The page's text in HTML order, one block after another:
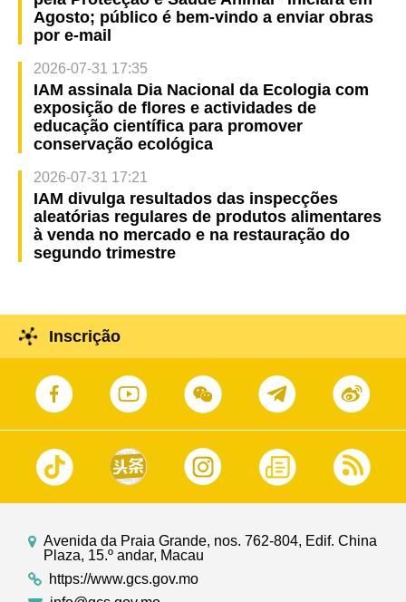
Agosto; público é bem-vindo a enviar obras
por e-mail
2026-07-31 17:35
IAM assinala Dia Nacional da Ecologia com
exposição de flores e actividades de
educação científica para promover
conservação ecológica
2026-07-31 17:21
IAM divulga resultados das inspecções
aleatórias regulares de produtos alimentares
à venda no mercado e na restauração do
segundo trimestre
Inscrição
Avenida da Praia Grande, nos. 762-804, Edif. China
Plaza, 15.º andar, Macau
https://www.gcs.gov.mo